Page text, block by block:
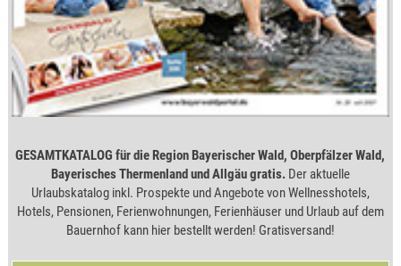
GESAMTKATALOG für die Region Bayerischer Wald, Oberpfälzer Wald,
Bayerisches Thermenland und Allgäu gratis. Der aktuelle
Urlaubskatalog inkl. Prospekte und Angebote von Wellnesshotels,
Hotels, Pensionen, Ferienwohnungen, Ferienhäuser und Urlaub auf dem
Bauernhof kann hier bestellt werden! Gratisversand!